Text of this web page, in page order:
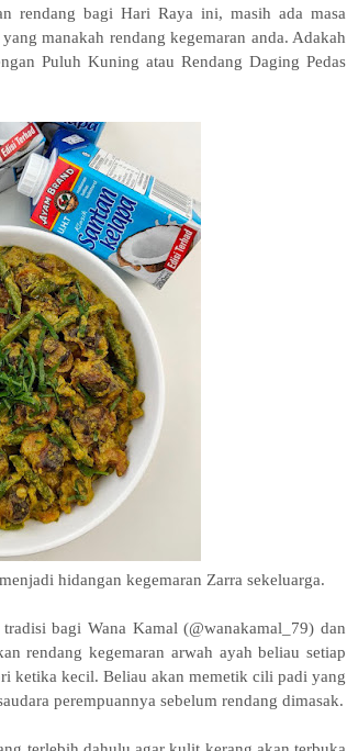
rendang bagi Hari Raya ini, masih ada masa
manakah rendang kegemaran anda. Adakah
Puluh Kuning atau Rendang Daging Pedas
hidangan kegemaran Zarra sekeluarga.
bagi Wana Kamal (@wanakamal_79) dan
rendang kegemaran arwah ayah beliau setiap
ketika kecil. Beliau akan memetik cili padi yang
perempuannya sebelum rendang dimasak.